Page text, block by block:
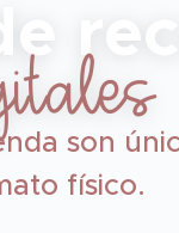
son
físico.